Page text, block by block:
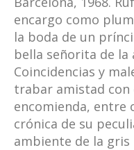
encargo como
la boda de un
bella señorita de la
Coincidencias y
trabar amistad con
encomienda, entre
crónica de su
ambiente de la